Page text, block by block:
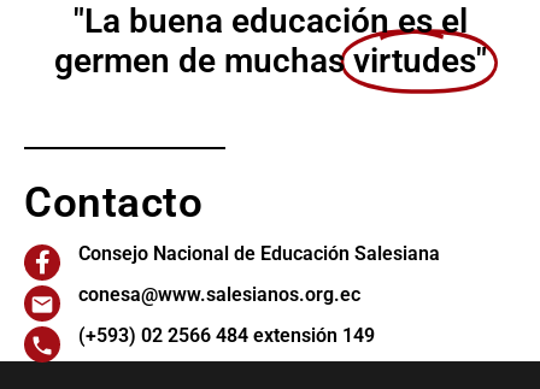
"La buena educación es el
germen de muchas virtudes"
Contacto
Consejo Nacional de Educación Salesiana
conesa@www.salesianos.org.ec
(+593) 02 2566 484 extensión 149